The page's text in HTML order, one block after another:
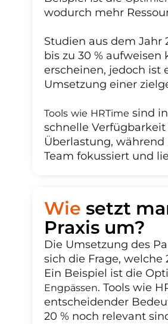
wodurch mehr
Studien aus dem Jahr
bis zu 30 %
erscheinen, jedoch ist
Umsetzung einer
Tools wie HRTime sind
schnelle
Überlastung,
Team fokussiert und
Wie setzt
Praxis um?
Die Umsetzung des
sich die Frage, welche
Ein Beispiel ist die
Engpässen. Tools wie
entscheidender
20 % noch relevant